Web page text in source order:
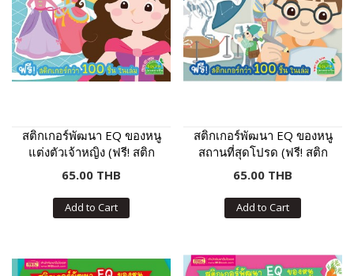
สติกเกอร์พัฒนา EQ ของหนู
แต่งตัวเจ้าหญิง (ฟรี! สติก
เกอร์กว่า 100 ชิ้น ในเล่ม)
65.00 THB
Add to Cart
สติกเกอร์พัฒนา EQ ของหนู
สถานที่สุดโปรด (ฟรี! สติก
เกอร์กว่า 100 ชิ้น ในเล่ม)
65.00 THB
Add to Cart